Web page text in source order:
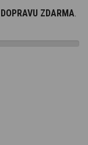
DOPRAVU ZDARMA